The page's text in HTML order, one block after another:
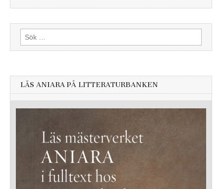
Sök
efter:
LÄS ANIARA PÅ LITTERATURBANKEN